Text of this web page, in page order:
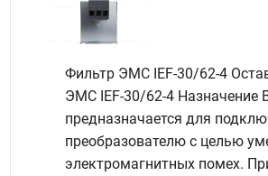
Фильтр ЭМС IEF-30/62-4
ЭМС IEF-30/62-4 Назначение
предназначается для
преобразователю с целью
электромагнитных помех.